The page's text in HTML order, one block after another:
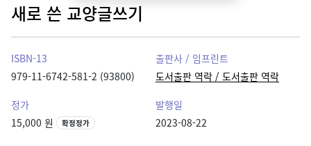
새로 쓴 교양글쓰기
ISBN-13
979-11-6742-581-2 (93800)
출판사 / 임프린트
도서출판 역락 / 도서출판 역락
정가
15,000 원
확정정가
발행일
2023-08-22